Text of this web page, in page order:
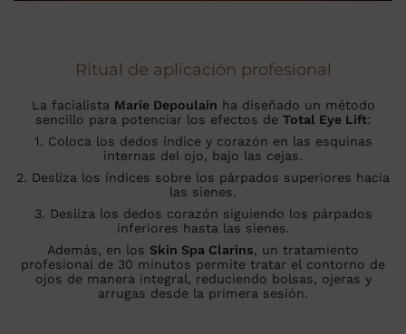
Ritual de aplicación profesional
La facialista Marie Depoulain ha diseñado un método
sencillo para potenciar los efectos de Total Eye Lift:
1. Coloca los dedos índice y corazón en las esquinas
internas del ojo, bajo las cejas.
2. Desliza los índices sobre los párpados superiores hacia
las sienes.
3. Desliza los dedos corazón siguiendo los párpados
inferiores hasta las sienes.
Además, en los Skin Spa Clarins, un tratamiento
profesional de 30 minutos permite tratar el contorno de
ojos de manera integral, reduciendo bolsas, ojeras y
arrugas desde la primera sesión.